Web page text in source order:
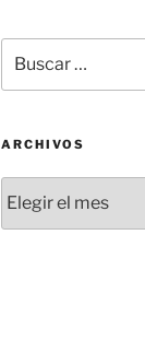
por:
ARCHIVOS